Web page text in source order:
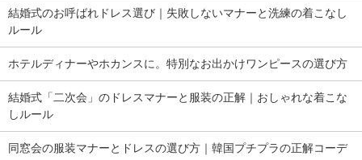
結婚式のお呼ばれドレス選び｜失敗しないマナーと洗練の着こなし
ルール
ホテルディナーやホカンスに。特別なお出かけワンピースの選び方
結婚式「二次会」のドレスマナーと服装の正解｜おしゃれな着こな
しルール
同窓会の服装マナーとドレスの選び方｜韓国プチプラの正解コーデ